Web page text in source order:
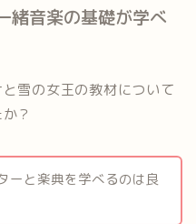
緒音楽の基礎が学べ
雪の女王の教材について
？
ーと楽典を学べるのは良